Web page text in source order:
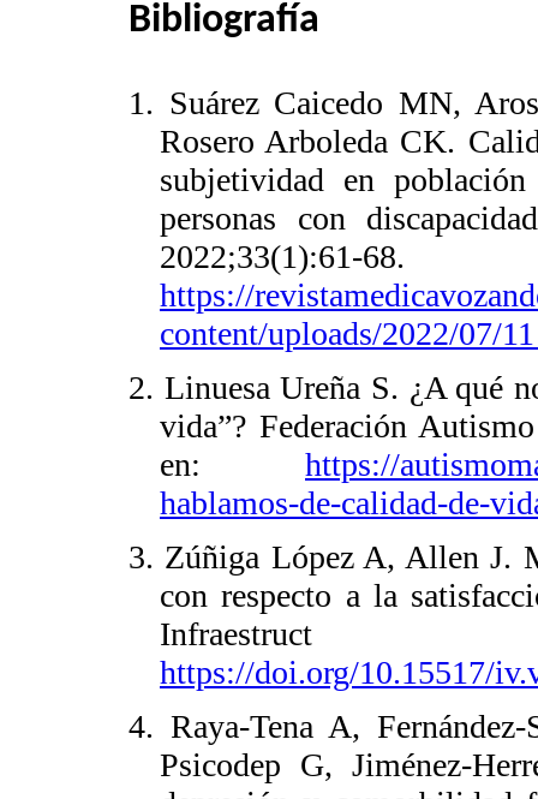
Bibliografía
1. Suárez Caicedo MN,
Rosero Arboleda CK.
subjetividad en
personas con
https://
content/uploads/2022/07/
2. Linuesa Ureña S. ¿A qué
vida”? Federación
en: https://
hablamos-de-calidad-de-
3. Zúñiga López A, Allen J.
con respecto a la
Infraestruct
https://doi.org/10.15517/
4. Raya-Tena A,
Psicodep G, Jiménez-